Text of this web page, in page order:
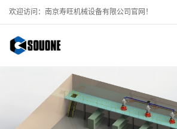
欢迎访问：南京寿旺机械设备有限公司官网！